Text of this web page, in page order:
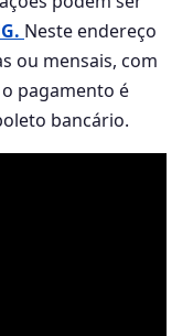
Neste endereço
ou mensais, com
pagamento é
bancário.